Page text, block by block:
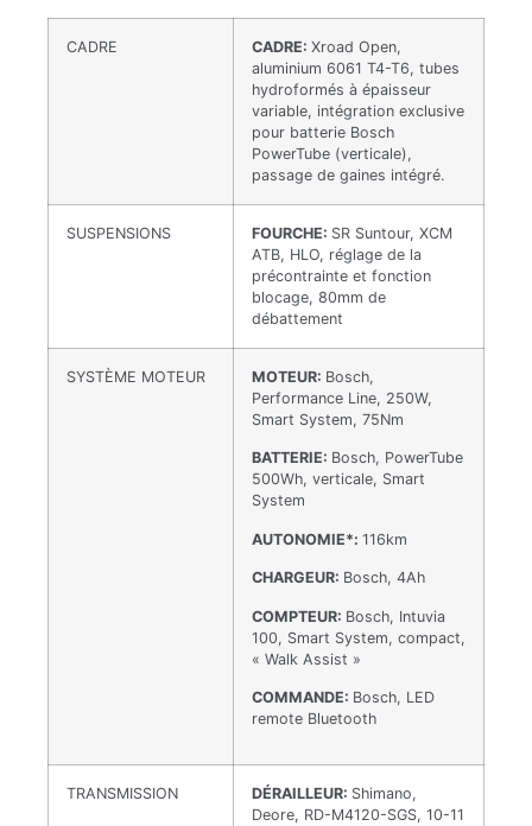
CADRE CADRE: Xroad Open,
aluminium 6061 T4-T6, tubes
hydroformés à épaisseur
variable, intégration exclusive
pour batterie Bosch
PowerTube (verticale),
passage de gaines intégré.
SUSPENSIONS FOURCHE: SR Suntour, XCM
ATB, HLO, réglage de la
précontrainte et fonction
blocage, 80mm de
débattement
SYSTÈME MOTEUR MOTEUR: Bosch,
Performance Line, 250W,
Smart System, 75Nm
BATTERIE: Bosch, PowerTube
500Wh, verticale, Smart
System
AUTONOMIE*: 116km
CHARGEUR: Bosch, 4Ah
COMPTEUR: Bosch, Intuvia
100, Smart System, compact,
« Walk Assist »
COMMANDE: Bosch, LED
remote Bluetooth
TRANSMISSION DÉRAILLEUR: Shimano,
Deore, RD-M4120-SGS, 10-11